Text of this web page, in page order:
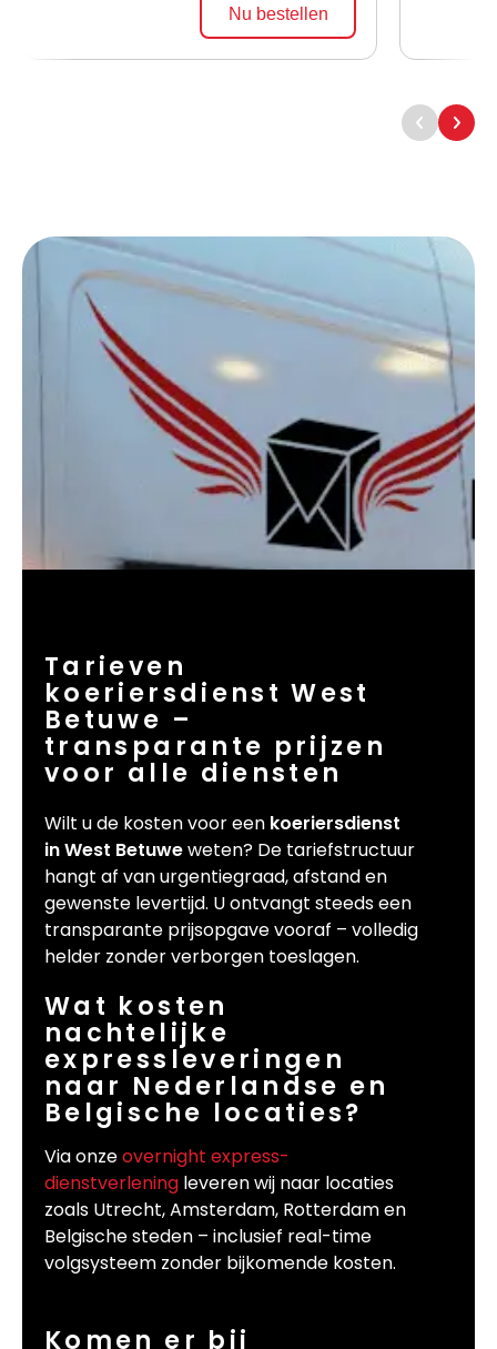
Nu bestellen
Tarieven
koeriersdienst West
Betuwe –
transparante prijzen
voor alle diensten
Wilt u de kosten voor een koeriersdienst
in West Betuweweten? De tariefstructuur
hangt af van urgentiegraad, afstand en
gewenste levertijd. U ontvangt steeds een
transparante prijsopgave vooraf – volledig
helder zonder verborgen toeslagen.
Wat kosten
nachtelijke
expressleveringen
naar Nederlandse en
Belgische locaties?
Via onzeovernight express-
dienstverlening leveren wij naar locaties
zoals Utrecht, Amsterdam, Rotterdam en
Belgische steden – inclusief real-time
volgsysteem zonder bijkomende kosten.
Komen er bij